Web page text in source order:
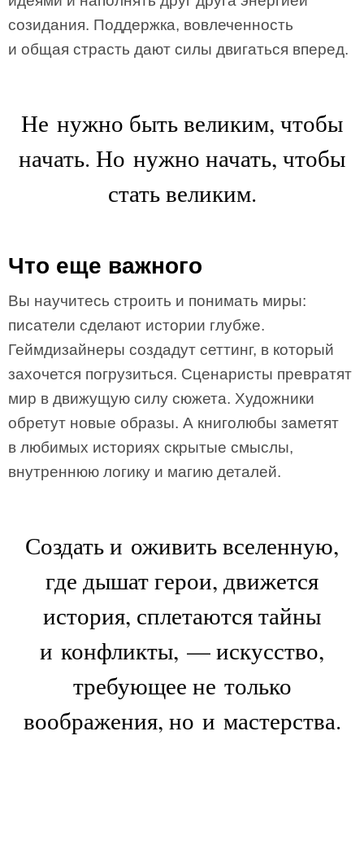
созидания. Поддержка, вовлеченность
и общая страсть дают силы двигаться вперед.
Не нужно быть великим, чтобы
начать. Но нужно начать, чтобы
стать великим.
Что еще важного
Вы научитесь строить и понимать миры:
писатели сделают истории глубже.
Геймдизайнеры создадут сеттинг, в который
захочется погрузиться. Сценаристы превратят
мир в движущую силу сюжета. Художники
обретут новые образы. А книголюбы заметят
в любимых историях скрытые смыслы,
внутреннюю логику и магию деталей.
Создать и оживить вселенную,
где дышат герои, движется
история, сплетаются тайны
и конфликты, — искусство,
требующее не только
воображения, но и мастерства.